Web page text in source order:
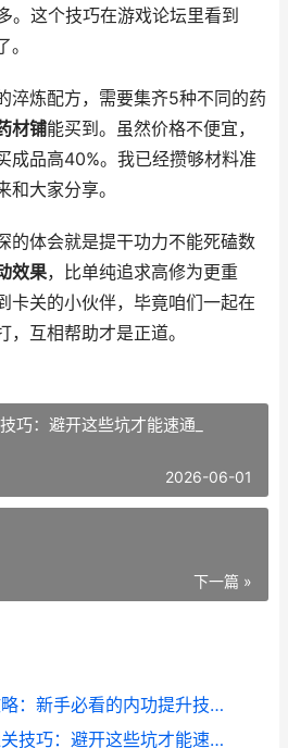
。这个技巧在游戏论坛里看到
淬炼配方，需要集齐5种不同的药
材铺能买到。虽然价格不便宜，
成品高40%。我已经攒够材料准
大家分享。
的体会就是提干功力不能死磕数
效果，比单纯追求高修为更重
卡关的小伙伴，毕竟咱们一起在
互相帮助才是正道。
巧：避开这些坑才能速通_
2026-06-01
下一篇 »
逆水寒提干功力全攻略：新手必看的内功提升技巧
逆水寒副本王熙凤通关技巧：避开这些坑才能速通_